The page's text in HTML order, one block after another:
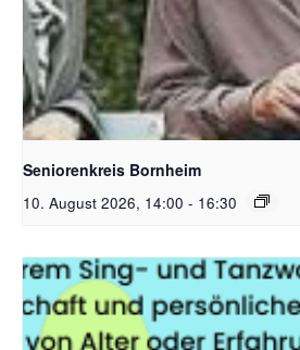
Bildquelle Pixabay Free
Seniorenkreis Bornheim
10. August 2026, 14:00 - 16:30